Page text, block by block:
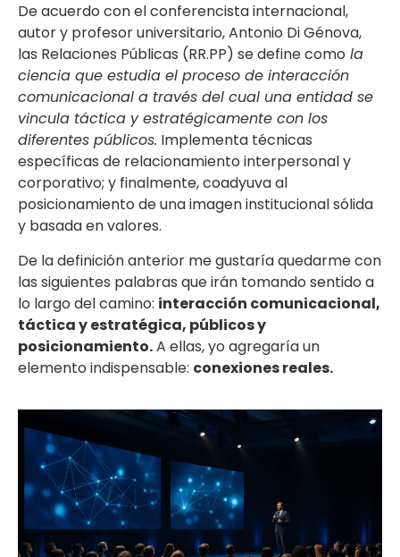
De acuerdo con el conferencista internacional,
autor y profesor universitario, Antonio Di Génova,
las Relaciones Públicas (RR.PP) se define como la
ciencia que estudia el proceso de interacción
comunicacional a través del cual una entidad se
vincula táctica y estratégicamente con los
diferentes públicos. Implementa técnicas
específicas de relacionamiento interpersonal y
corporativo; y finalmente, coadyuva al
posicionamiento de una imagen institucional sólida
y basada en valores.
De la definición anterior me gustaría quedarme con
las siguientes palabras que irán tomando sentido a
lo largo del camino: interacción comunicacional,
táctica y estratégica, públicos y
posicionamiento.A ellas, yo agregaría un
elemento indispensable: conexiones reales.